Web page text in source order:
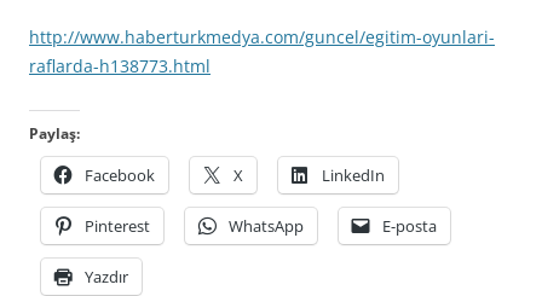
http://www.haberturkmedya.com/guncel/egitim-oyunlari-
raflarda-h138773.html
Paylaş:
Facebook X LinkedIn
Pinterest WhatsApp E-posta
Yazdır